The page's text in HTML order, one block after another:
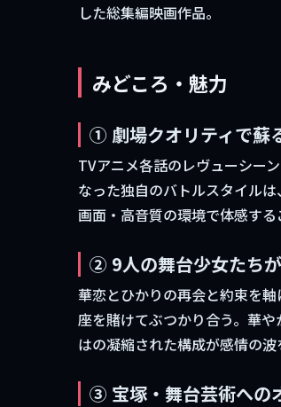
した総集編映画作品。
みどころ・魅力
① 劇場クオリティで蘇
TVアニメ各話のレヴューシー
なった独自のバトルスタイル
画面・高音質の環境で体感する
② 9人の舞台少女たち
華恋とひかりの再会と約束を
座を賭けてぶつかり合う。華
はの凝縮された構成が感情の波
③ 宝塚・舞台芸術への